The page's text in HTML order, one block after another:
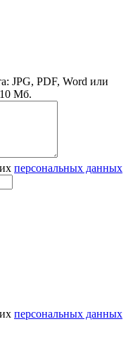
JPG, PDF, Word или
Мб.
персональных данных
персональных данных